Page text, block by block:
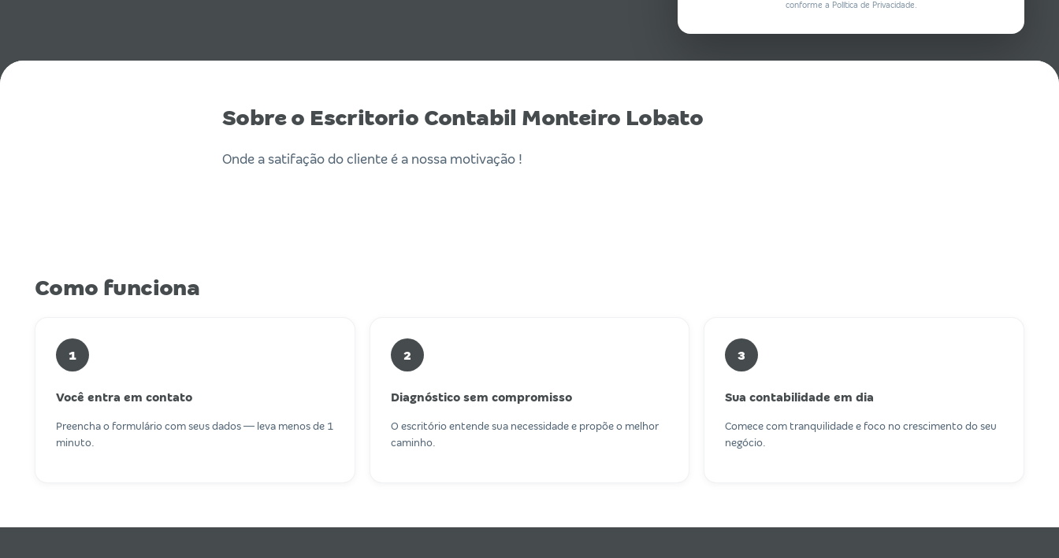
conforme a Política de Privacidade.
Sobre o Escritorio Contabil Monteiro Lobato
Onde a satifação do cliente é a nossa motivação !
Como funciona
1
Você entra em contato
Preencha o formulário com seus dados — leva menos de 1
minuto.
2
Diagnóstico sem compromisso
O escritório entende sua necessidade e propõe o melhor
caminho.
3
Sua contabilidade em dia
Comece com tranquilidade e foco no crescimento do seu
negócio.